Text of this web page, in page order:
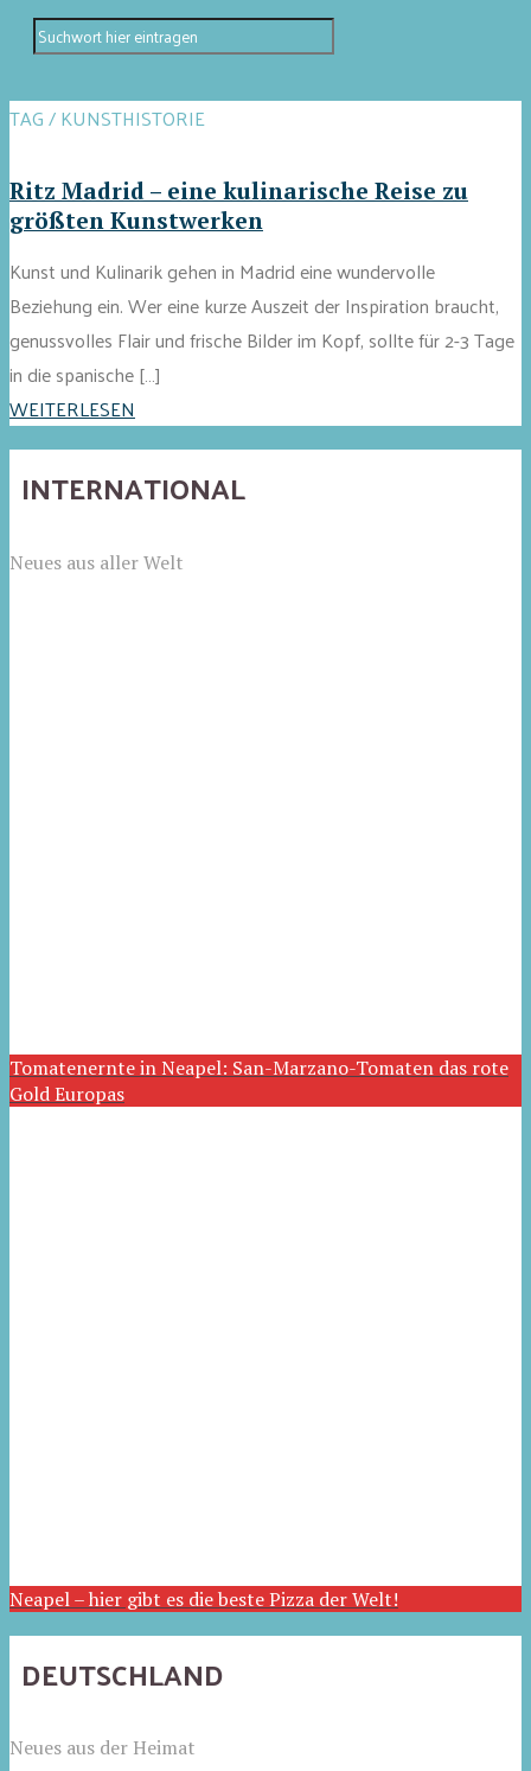
TAG / KUNSTHISTORIE
Ritz Madrid – eine kulinarische Reise zu
größten Kunstwerken
Kunst und Kulinarik gehen in Madrid eine wundervolle
Beziehung ein. Wer eine kurze Auszeit der Inspiration braucht,
genussvolles Flair und frische Bilder im Kopf, sollte für 2-3 Tage
in die spanische […]
WEITERLESEN
INTERNATIONAL
Neues aus aller Welt
Tomatenernte in Neapel: San-Marzano-Tomaten das rote
Gold Europas
Neapel – hier gibt es die beste Pizza der Welt!
DEUTSCHLAND
Neues aus der Heimat